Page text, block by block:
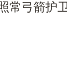
常弓箭护